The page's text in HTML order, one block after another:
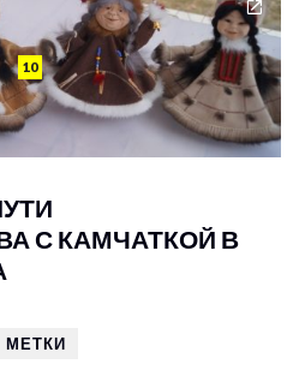
10
С КАМЧАТКОЙ В
МЕТКИ